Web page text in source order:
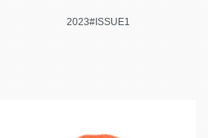
2023#ISSUE1